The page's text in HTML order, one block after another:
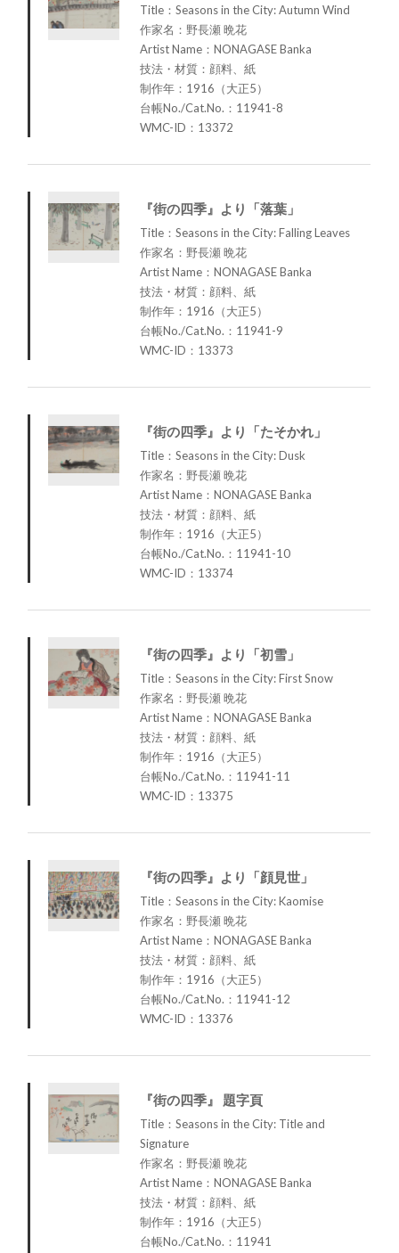
Title：Seasons in the City: Autumn Wind
作家名：野長瀬 晩花
Artist Name：NONAGASE Banka
技法・材質：顔料、紙
制作年：1916（大正5）
台帳No./Cat.No.：11941-8
WMC-ID：13372
『街の四季』より「落葉」
Title：Seasons in the City: Falling Leaves
作家名：野長瀬 晩花
Artist Name：NONAGASE Banka
技法・材質：顔料、紙
制作年：1916（大正5）
台帳No./Cat.No.：11941-9
WMC-ID：13373
『街の四季』より「たそかれ」
Title：Seasons in the City: Dusk
作家名：野長瀬 晩花
Artist Name：NONAGASE Banka
技法・材質：顔料、紙
制作年：1916（大正5）
台帳No./Cat.No.：11941-10
WMC-ID：13374
『街の四季』より「初雪」
Title：Seasons in the City: First Snow
作家名：野長瀬 晩花
Artist Name：NONAGASE Banka
技法・材質：顔料、紙
制作年：1916（大正5）
台帳No./Cat.No.：11941-11
WMC-ID：13375
『街の四季』より「顔見世」
Title：Seasons in the City: Kaomise
作家名：野長瀬 晩花
Artist Name：NONAGASE Banka
技法・材質：顔料、紙
制作年：1916（大正5）
台帳No./Cat.No.：11941-12
WMC-ID：13376
『街の四季』 題字頁
Title：Seasons in the City: Title and
Signature
作家名：野長瀬 晩花
Artist Name：NONAGASE Banka
技法・材質：顔料、紙
制作年：1916（大正5）
台帳No./Cat.No.：11941